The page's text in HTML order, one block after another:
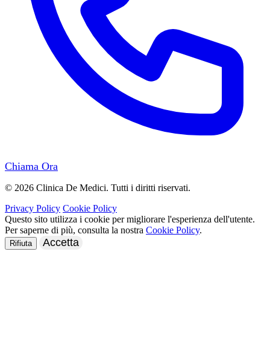
Chiama Ora
© 2026 Clinica De Medici. Tutti i diritti riservati.
Privacy Policy Cookie Policy
Questo sito utilizza i cookie per migliorare l'esperienza dell'utente.
Per saperne di più, consulta la nostra Cookie Policy.
Rifiuta Accetta